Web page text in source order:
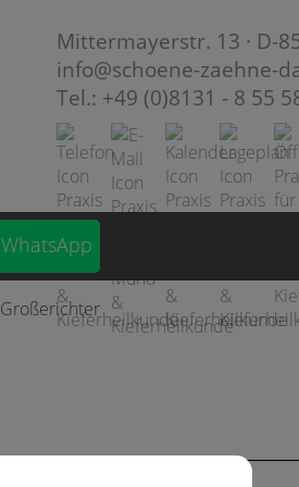
Mittermayerstr. 13 · D-
info@schoene-zaehne-
Tel.: +49 (0)8131 - 8 55
WhatsApp